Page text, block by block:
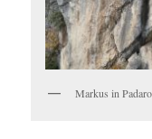
Markus in Padaro